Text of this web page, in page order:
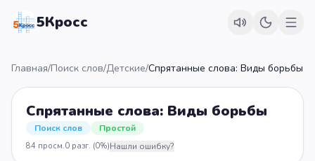
5Кросс
Главная/Поиск слов/Детские/Спрятанные слова: Виды борьбы
Спрятанные слова: Виды борьбы
Поиск слов Простой
84 просм.0 разг. (0%)Нашли ошибку?